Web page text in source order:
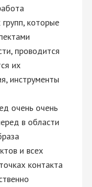
которые
проводится
их
инструменты
очень очень
в области
и всех
контакта